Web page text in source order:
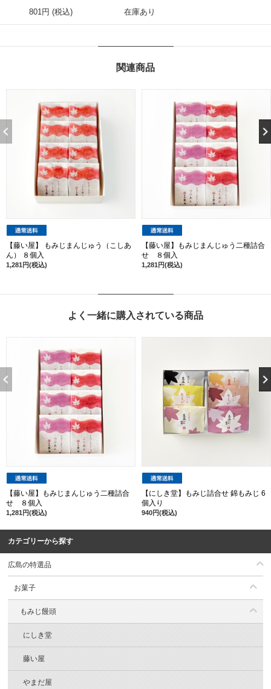
801円 (税込) 在庫あり
関連商品
【藤い屋】 もみじまんじゅう（こしあ
ん） ８個入
1,281円(税込)
【藤い屋】もみじまんじゅう二種詰合
せ ８個入
1,281円(税込)
よく一緒に購入されている商品
【藤い屋】もみじまんじゅう二種詰合
せ ８個入
1,281円(税込)
【にしき堂】もみじ詰合せ 錦もみじ 6
個入り
940円(税込)
カテゴリーから探す
広島の特選品
お菓子
もみじ饅頭
にしき堂
藤い屋
やまだ屋